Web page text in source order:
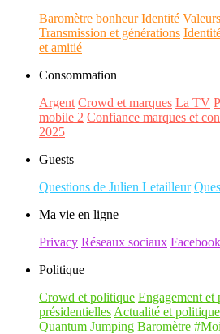
Baromètre bonheur Identité Valeurs
Transmission et générations
et amitié
Consommation
Argent Crowd et marques La TV
mobile 2 Confiance marques et
2025
Guests
Questions de Julien Letailleur
Ma vie en ligne
Privacy Réseaux sociaux Facebook
Politique
Crowd et politique Engagement et
présidentielles Actualité et politique
Quantum Jumping Baromètre